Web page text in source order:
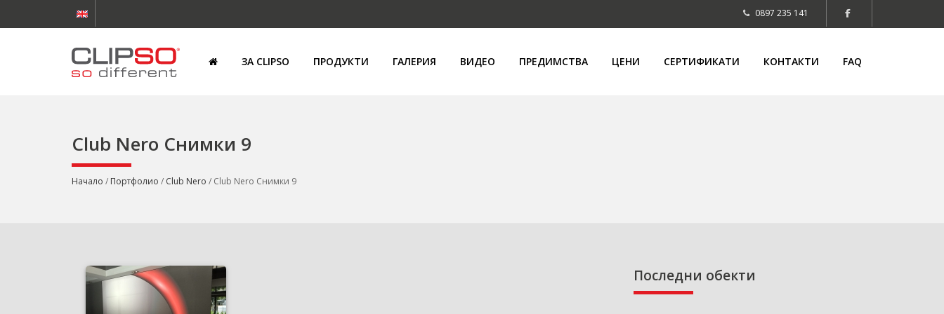
0897 235 141
ЗА CLIPSO ПРОДУКТИ ГАЛЕРИЯ ВИДЕО ПРЕДИМСТВА ЦЕНИ СЕРТИФИКАТИ КОНТАКТИ FAQ
Club Nero Снимки 9
Начало / Портфолио / Club Nero / Club Nero Снимки 9
Последни обекти